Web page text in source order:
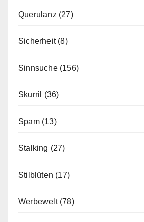
Querulanz (27)
Sicherheit(8)
Sinnsuche(156)
Skurril (36)
Spam(13)
Stalking (27)
Stilblüten (17)
Werbewelt(78)